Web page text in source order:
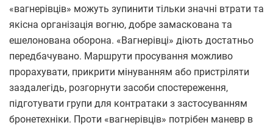
«вагнерівців» можуть зупинити тільки значні втрати та
якісна організація вогню, добре замаскована та
ешелонована оборона. «Вагнерівці» діють достатньо
передбачувано. Маршрути просування можливо
прорахувати, прикрити мінуванням або пристріляти
заздалегідь, розгорнути засоби спостереження,
підготувати групи для контратаки з застосуванням
бронетехніки. Проти «вагнерівців» потрібен маневр в